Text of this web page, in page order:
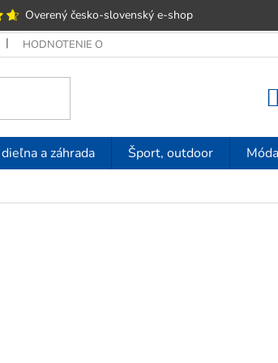
Overený česko-slovenský e‑shop
HODNOTENIE OBCHODU OBCHODNÉ
a záhrada Šport, outdoor